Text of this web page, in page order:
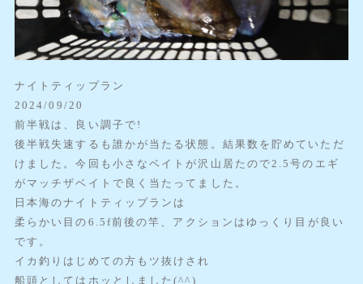
ナイトティップラン
2024/09/20
前半戦は、良い調子で!
後半戦失速するも誰かが当たる状態。結果数を貯めていただ
けました。今回も小さなベイトが沢山居たので2.5号のエギ
がマッチザベイトで良く当たってました。
日本海のナイトティップランは
柔らかい目の6.5f前後の竿、アクションはゆっくり目が良い
です。
イカ釣りはじめての方もツ抜けされ
船頭としてはホッとしました(^^)